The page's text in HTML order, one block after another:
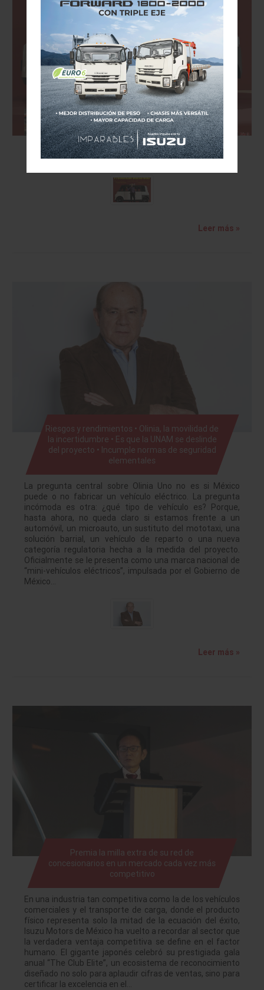
VISION AUTOMOTRIZ/REVISTA DIGITAL/06 DE
JUNIO DE 2026
Leer más »
Riesgos y rendimientos • Olinia, la movilidad de
la incertidumbre • Es que la UNAM se deslinde
del proyecto • Incumple normas de seguridad
elementales
La pregunta central sobre Olinia Uno no es si México
puede o no fabricar un vehículo eléctrico. La pregunta
incómoda es otra: ¿qué tipo de vehículo es? Porque,
hasta ahora, no queda claro si estamos frente a un
automóvil, un microauto, un sustituto del mototaxi, una
solución barrial, un vehículo de reparto o una nueva
categoría regulatoria hecha a la medida del proyecto.
Oficialmente se le presenta como una marca nacional de
“mini-vehículos eléctricos”, impulsada por el Gobierno de
México…
Leer más »
Premia la milla extra de su red de
concesionarios en un mercado cada vez más
competitivo
En una industria tan competitiva como la de los vehículos
comerciales y el transporte de carga, donde el producto
físico representa solo la mitad de la ecuación del éxito,
Isuzu Motors de México ha vuelto a recordar al sector que
la verdadera ventaja competitiva se define en el factor
humano. El gigante japonés celebró su prestigiada gala
anual “The Club Elite”, un ecosistema de reconocimiento
diseñado no solo para aplaudir cifras de ventas, sino para
certificar la excelencia en el…